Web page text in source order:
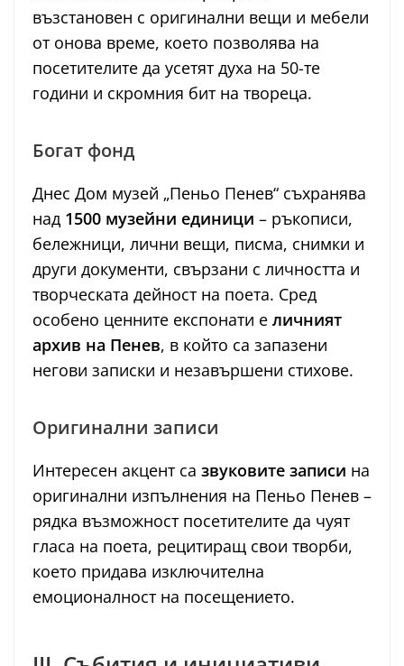
възстановен с оригинални вещи и мебели
от онова време, което позволява на
посетителите да усетят духа на 50-те
години и скромния бит на твореца.
Богат фонд
Днес Дом музей „Пеньо Пенев“ съхранява
над 1500 музейни единици – ръкописи,
бележници, лични вещи, писма, снимки и
други документи, свързани с личността и
творческата дейност на поета. Сред
особено ценните експонати е личният
архив на Пенев, в който са запазени
негови записки и незавършени стихове.
Оригинални записи
Интересен акцент са звуковите записи на
оригинални изпълнения на Пеньо Пенев –
рядка възможност посетителите да чуят
гласа на поета, рецитиращ свои творби,
което придава изключителна
емоционалност на посещението.